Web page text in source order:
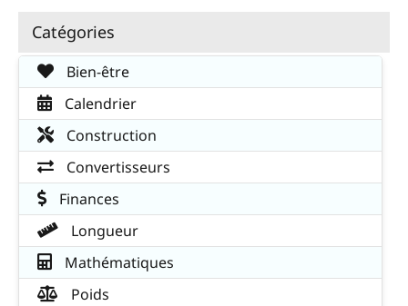
Catégories
Bien-être
Calendrier
Construction
Convertisseurs
Finances
Longueur
Mathématiques
Poids